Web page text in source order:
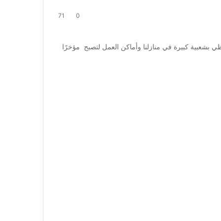
0
71
بشعبية كبيرة في منازلنا وأماكن العمل لتصبح مؤخرًا